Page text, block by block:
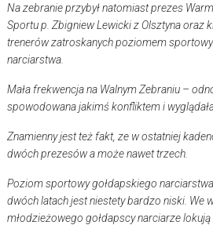
Na zebranie przybył natomiast prezes
Sportu p. Zbigniew Lewicki z Olsztyna oraz
trenerów zatroskanych poziomem
narciarstwa.
Mała frekwencja na Walnym Zebraniu –
spowodowana jakimś konfliktem i
Znamienny jest też fakt, ze w ostatniej
dwóch prezesów a może nawet trzech.
Poziom sportowy gołdapskiego
dwóch latach jest niestety bardzo niski. We
młodzieżowego gołdapscy narciarze